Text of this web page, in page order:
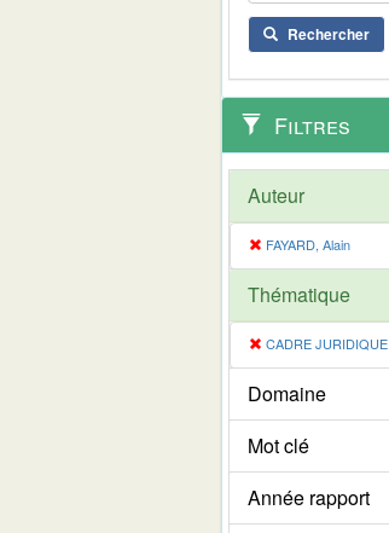
Rechercher
Filtres
Auteur
FAYARD, Alain
Thématique
CADRE JURIDIQUE
Domaine
Mot clé
Année rapport